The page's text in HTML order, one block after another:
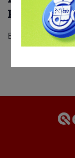
PAT de
By Canal Itapevi